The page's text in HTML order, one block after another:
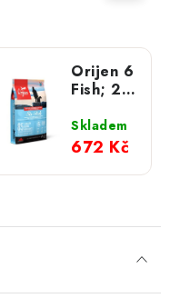
Orijen 6
Fish; 2
Skladem
672 Kč